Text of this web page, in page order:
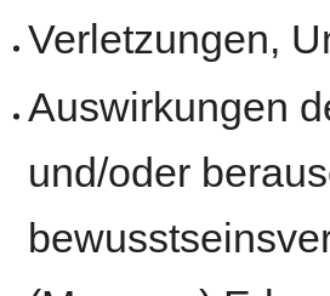
Verletzungen,
Auswirkungen
und/oder